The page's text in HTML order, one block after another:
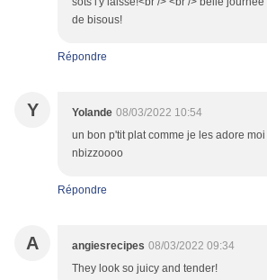
de bisous!
Répondre
Y Yolande 08/03/2022 10:54
un bon p'tit plat comme je les adore
nbizzoooo
Répondre
A angiesrecipes 08/03/2022 09:34
They look so juicy and tender!